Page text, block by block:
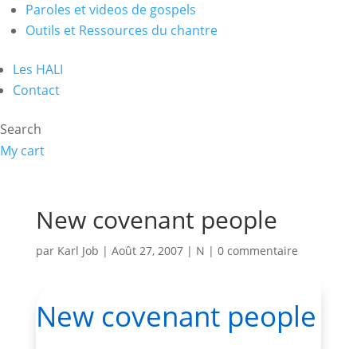
Paroles et videos de gospels
Outils et Ressources du chantre
Les HALI
Contact
Search
My cart
New covenant people
par Karl Job | Août 27, 2007| N | 0 commentaire
New covenant people